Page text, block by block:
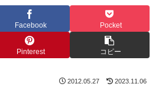
Facebook Pocket
Pinterest コピー
2012.05.27 2023.11.06